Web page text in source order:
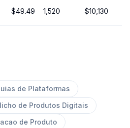
$49.49 1,520 $10,130
de Plataformas
de Produtos Digitais
de Produto